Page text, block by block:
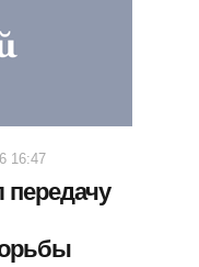
16:47